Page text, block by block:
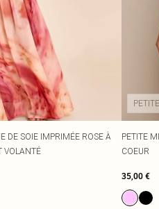
DE SOIE IMPRIMÉE ROSE À
VOLANTÉ
PETITE
PETITE
COEUR
35,00 €